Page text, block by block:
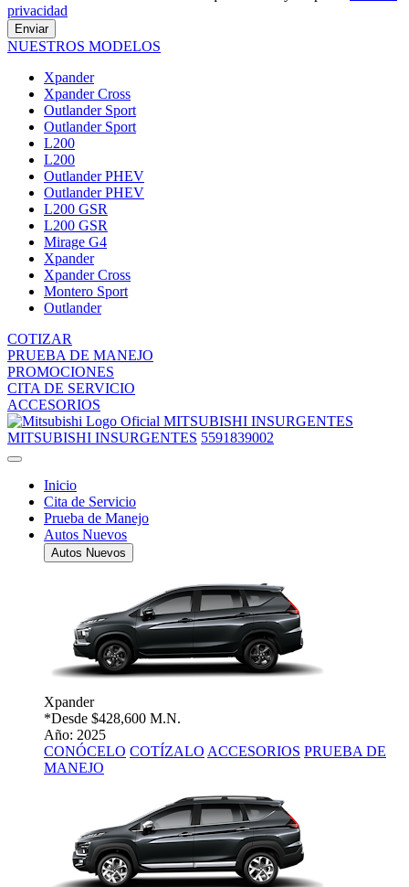
privacidad
Enviar
NUESTROS MODELOS
Xpander
Xpander Cross
Outlander Sport
Outlander Sport
L200
L200
Outlander PHEV
Outlander PHEV
L200 GSR
L200 GSR
Mirage G4
Xpander
Xpander Cross
Montero Sport
Outlander
COTIZAR
PRUEBA DE MANEJO
PROMOCIONES
CITA DE SERVICIO
ACCESORIOS
MITSUBISHI INSURGENTES
MITSUBISHI INSURGENTES 5591839002
Inicio
Cita de Servicio
Prueba de Manejo
Autos Nuevos
Autos Nuevos
Xpander
*Desde $428,600 M.N.
Año: 2025
CONÓCELO COTÍZALO ACCESORIOS PRUEBA DE
MANEJO